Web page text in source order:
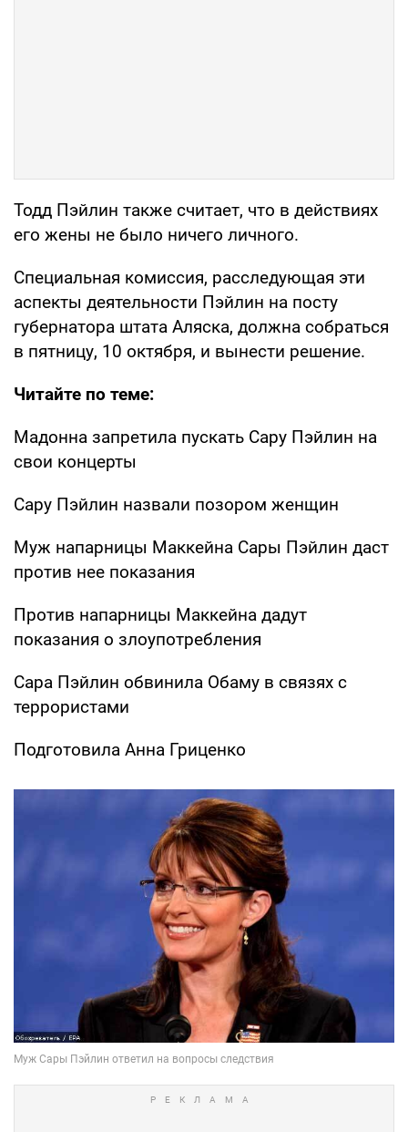
Тодд Пэйлин также считает, что в действиях
его жены не было ничего личного.
Специальная комиссия, расследующая эти
аспекты деятельности Пэйлин на посту
губернатора штата Аляска, должна собраться
в пятницу, 10 октября, и вынести решение.
Читайте по теме:
Мадонна запретила пускать Сару Пэйлин на
свои концерты
Сару Пэйлин назвали позором женщин
Муж напарницы Маккейна Сары Пэйлин даст
против нее показания
Против напарницы Маккейна дадут
показания о злоупотребления
Сара Пэйлин обвинила Обаму в связях с
террористами
Подготовила Анна Гриценко